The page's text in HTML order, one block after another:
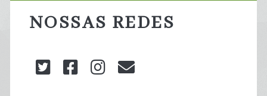
NOSSAS REDES
twitterfacebookinstagram